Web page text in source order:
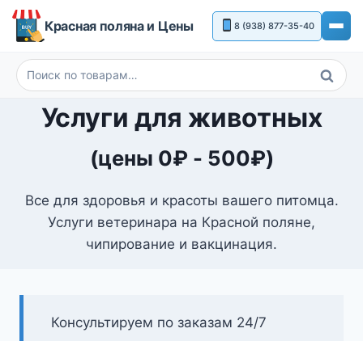
Перейти
Красная поляна и Цены 8 (938) 877-35-40
Искать:
Поиск
Услуги для животных
(цены 0₽ - 500₽)
Все для здоровья и красоты вашего питомца.
Услуги ветеринара на Красной поляне,
чипирование и вакцинация.
Консультируем по заказам 24/7